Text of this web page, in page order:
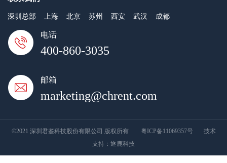
深圳总部 上海 北京 苏州 西安 武汉 成都
电话
400-860-3035
邮箱
marketing@chrent.com
©2021 深圳君鉴科技股份有限公司 版权所有 粤ICP备11069357号技术
支持： 逐鹿科技